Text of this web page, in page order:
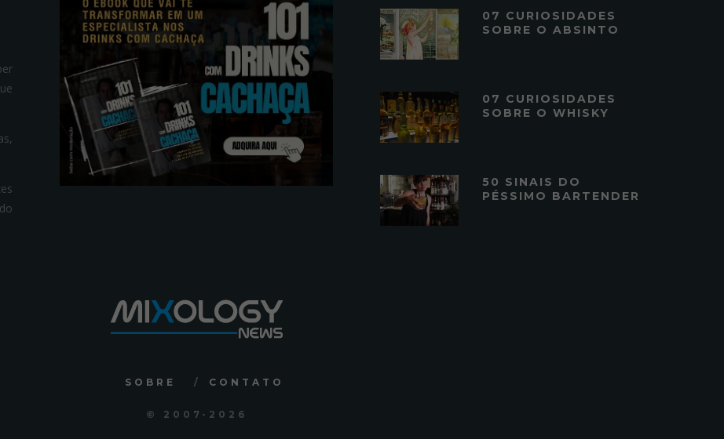
07 CURIOSIDADES
SOBRE O ABSINTO
07 CURIOSIDADES
SOBRE O WHISKY
50 SINAIS DO
PÉSSIMO BARTENDER
SOBRE CONTATO
© 2007 -2026